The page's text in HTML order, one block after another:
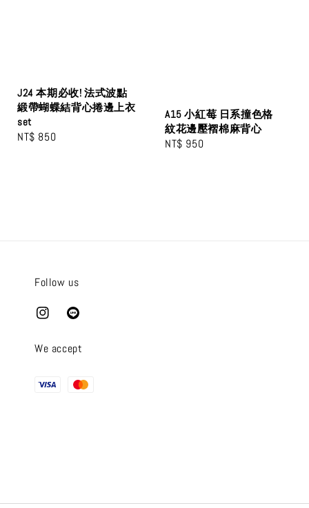
J24 本期必收! 法式波點
緞帶蝴蝶結背心捲邊上衣
set
Regular
NT$ 850
A15 小紅莓 日系撞色格
紋花邊壓褶棉麻背心
Regular
NT$ 950
Follow us
We accept